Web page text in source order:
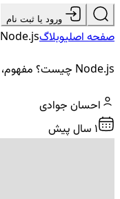
ورود یا ثبت نام
صفحه اصلیوبلاگNode.js چیست؟ مفهوم، حوزه استفاده و کاربرد های آن
Node.js چیست؟ مفهوم، حوزه استفاده و کاربرد های آن
احسان جوادی
1 سال پیش